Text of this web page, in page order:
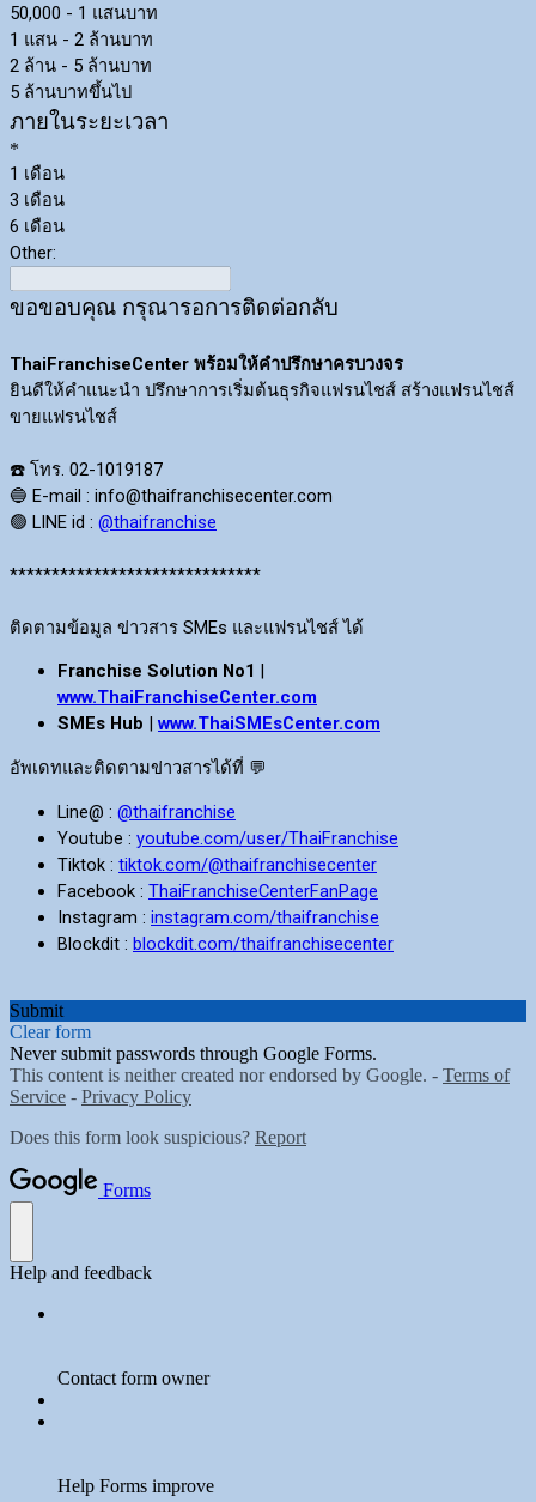
50,000 - 1 แสนบาท
1 แสน - 2 ล้านบาท
2 ล้าน - 5 ล้านบาท
5 ล้านบาทขึ้นไป
ภายในระยะเวลา
*
1 เดือน
3 เดือน
6 เดือน
Other:
ขอขอบคุณ กรุณารอการติดต่อกลับ
ThaiFranchiseCenter พร้อมให้คำปรึกษาครบวงจร
ยินดีให้คำแนะนำ ปรึกษาการเริ่มต้นธุรกิจแฟรนไชส์ สร้างแฟรนไชส์
ขายแฟรนไชส์
☎️ โทร. 02-1019187
🔵 E-mail : info@thaifranchisecenter.com
🟢 LINE id : @thaifranchise
******************************
ติดตามข้อมูล ข่าวสาร SMEs และแฟรนไชส์ ได้
Franchise Solution No1 |
www.ThaiFranchiseCenter.com
SMEs Hub | www.ThaiSMEsCenter.com
อัพเดทและติดตามข่าวสารได้ที่ 💬
Line@ : @thaifranchise
Youtube : youtube.com/user/ThaiFranchise
Tiktok : tiktok.com/@thaifranchisecenter
Facebook : ThaiFranchiseCenterFanPage
Instagram : instagram.com/thaifranchise
Blockdit : blockdit.com/thaifranchisecenter
Submit
Clear form
Never submit passwords through Google Forms.
This content is neither created nor endorsed by Google. - Terms of
Service - Privacy Policy
Does this form look suspicious? Report
Forms
Help and feedback
Contact form owner
Help Forms improve